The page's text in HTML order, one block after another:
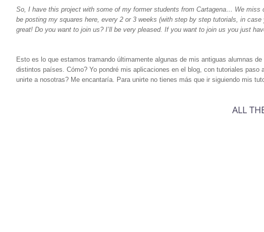
So, I have this project with some of my former students from Cartagena… We miss
be posting my squares here, every 2 or 3 weeks (with step by step tutorials, in
great! Do you want to join us? I’ll be very pleased. If you want to join us you just
Esto es lo que estamos tramando últimamente algunas de mis antiguas alumnas
distintos países. Cómo? Yo pondré mis aplicaciones en el blog, con tutoriales
unirte a nosotras? Me encantaría. Para unirte no tienes más que ir siguiendo mis
ALL